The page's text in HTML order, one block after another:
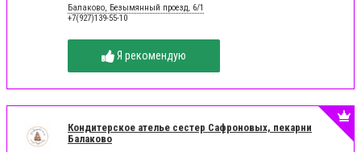
Балаково, Безымянный проезд, 6/1
+7(927)139-55-10
Я рекомендую
Кондитерское ателье сестер Сафроновых, пекарни
Балаково